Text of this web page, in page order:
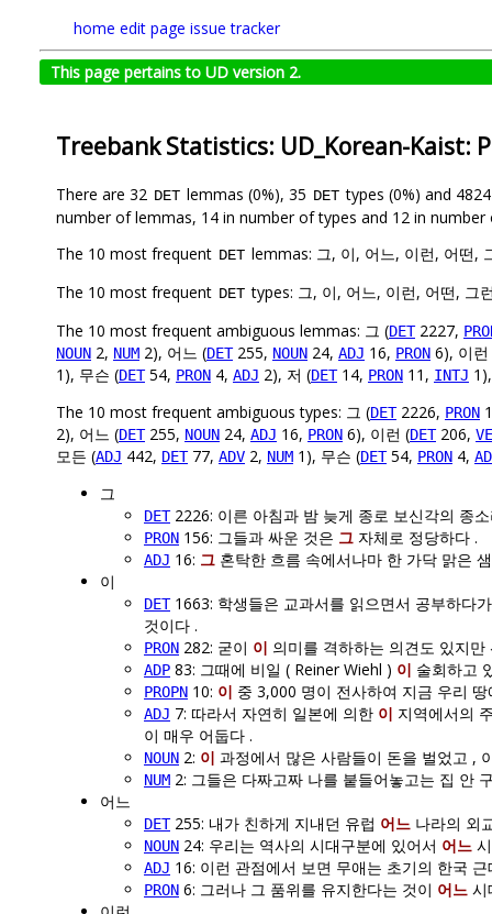
home edit page issue tracker
This page pertains to UD version 2.
Treebank Statistics: UD_Korean-Kaist:
There are 32 DET lemmas (0%), 35 DET types (0%) and
number of lemmas, 14 in number of types and 12 in number
The 10 most frequent DET lemmas: 그, 이, 어느, 이런, 어떤,
The 10 most frequent DET types: 그, 이, 어느, 이런, 어떤, 그
The 10 most frequent ambiguous lemmas: 그 (DET2227,
NOUN 2, NUM 2), 어느 (DET255, NOUN 24, ADJ 16, PRON 6), 이런
1), 무슨 (DET54, PRON 4, ADJ 2), 저 (DET14, PRON 11, INTJ
The 10 most frequent ambiguous types: 그 (DET2226, PRON
2), 어느 (DET255, NOUN 24, ADJ 16, PRON 6), 이런 (DET206,
모든 (ADJ 442, DET77, ADV 2, NUM 1), 무슨 (DET54, PRON 4,
그
DET2226: 이른 아침과 밤 늦게 종로 보신각의 종
PRON 156: 그들과 싸운 것은 그 자체로 정당하다 .
ADJ 16: 그 혼탁한 흐름 속에서나마 한 가닥 맑은
이
DET1663: 학생들은 교과서를 읽으면서 공부하다
것이다 .
PRON 282: 굳이 이 의미를 격하하는 의견도 있지
ADP 83: 그때에 비일 ( Reiner Wiehl ) 이 술회하고
PROPN 10: 이 중 3,000 명이 전사하여 지금 우리
ADJ 7: 따라서 자연히 일본에 의한 이 지역에서의
이 매우 어둡다 .
NOUN 2: 이 과정에서 많은 사람들이 돈을 벌었고 ,
NUM 2: 그들은 다짜고짜 나를 붙들어놓고는 집 안
어느
DET255: 내가 친하게 지내던 유럽 어느 나라의 외
NOUN 24: 우리는 역사의 시대구분에 있어서 어느
ADJ 16: 이런 관점에서 보면 무애는 초기의 한국
PRON 6: 그러나 그 품위를 유지한다는 것이 어느